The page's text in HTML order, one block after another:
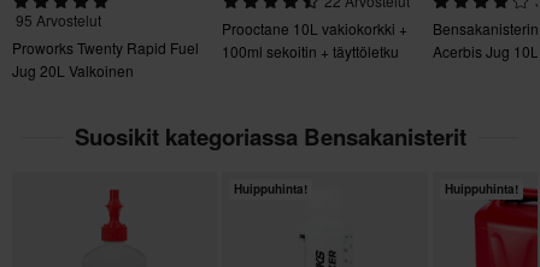
koske henkilökohtaisesti räätälöityjä tai tilauksesta valmistettuja
tuotteita. Katso lisätietoja ja ehdotasiakaspalveluosiosta.
95 Arvostelut
Proworks Twenty Rapid Fuel
Jug 20L Valkoinen
Prooctane 10L vakiokorkki +
100ml sekoitin + täyttöletku
Acerbis Jug 10L
Suosikit kategoriassa Bensakanisterit
Huippuhinta! Huippuhinta!